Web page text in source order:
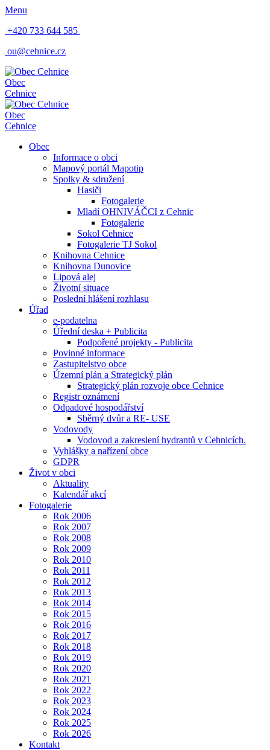
Menu
+420 733 644 585
ou@cehnice.cz
Obec
Cehnice
Obec
Cehnice
Obec
Informace o obci
Mapový portál Mapotip
Spolky & sdružení
Hasiči
Fotogalerie
Mladí OHNIVÁČCI z Cehnic
Fotogalerie
Sokol Cehnice
Fotogalerie TJ Sokol
Knihovna Cehnice
Knihovna Dunovice
Lipová alej
Životní situace
Poslední hlášení rozhlasu
Úřad
e-podatelna
Úřední deska + Publicita
Podpořené projekty - Publicita
Povinné informace
Zastupitelstvo obce
Územní plán a Strategický plán
Strategický plán rozvoje obce Cehnice
Registr oznámení
Odpadové hospodářství
Sběrný dvůr a RE- USE
Vodovody
Vodovod a zakreslení hydrantů v Cehnicích.
Vyhlášky a nařízení obce
GDPR
Život v obci
Aktuality
Kalendář akcí
Fotogalerie
Rok 2006
Rok 2007
Rok 2008
Rok 2009
Rok 2010
Rok 2011
Rok 2012
Rok 2013
Rok 2014
Rok 2015
Rok 2016
Rok 2017
Rok 2018
Rok 2019
Rok 2020
Rok 2021
Rok 2022
Rok 2023
Rok 2024
Rok 2025
Rok 2026
Kontakt